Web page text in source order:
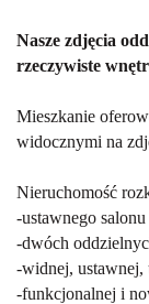
Nasze zdjęcia
rzeczywiste
Mieszkanie
widocznymi na
Nieruchomość
-ustawnego
-dwóch
-widnej, ustawnej,
-funkcjonalnej i